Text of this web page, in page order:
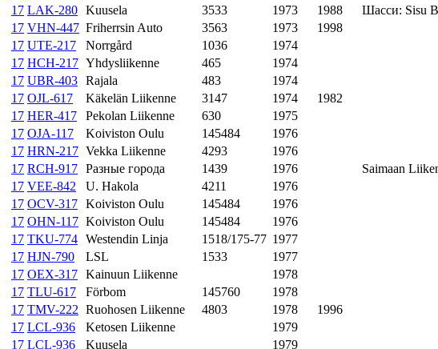
17 LAK-280 Kuusela 3533 1973 1988
Шасси: Sisu
17 VHN-447 Friherrsin Auto 3563 1973
1998
17 UTE-217 Norrgård 1036
1974
17 HCH-217 Yhdysliikenne 465
1974
17 UBR-403 Rajala 483
1974
17 OJL-617 Käkelän Liikenne 3147 1974
1982
17 HER-417 Pekolan Liikenne 630
1975
17 OJA-117 Koiviston Oulu 145484
1976
17 HRN-217 Vekka Liikenne 4293
1976
17 RCH-917 Разные города 1439 1976
Saimaan
17 VEE-842 U. Hakola 4211
1976
17 OCV-317 Koiviston Oulu 145484
1976
17 OHN-117 Koiviston Oulu 145484
1976
17 TKU-774 Westendin Linja 1518/175-77 1977
17 HJN-790 LSL 1533
1977
17 OEX-317 Kainuun Liikenne
1978
17 TLU-617 Förbom 145760
1978
17 TMV-222 Ruohosen Liikenne 4803 1978
1996
17 LCL-936 Ketosen Liikenne
1979
17 LCL-936 Kuusela
1979